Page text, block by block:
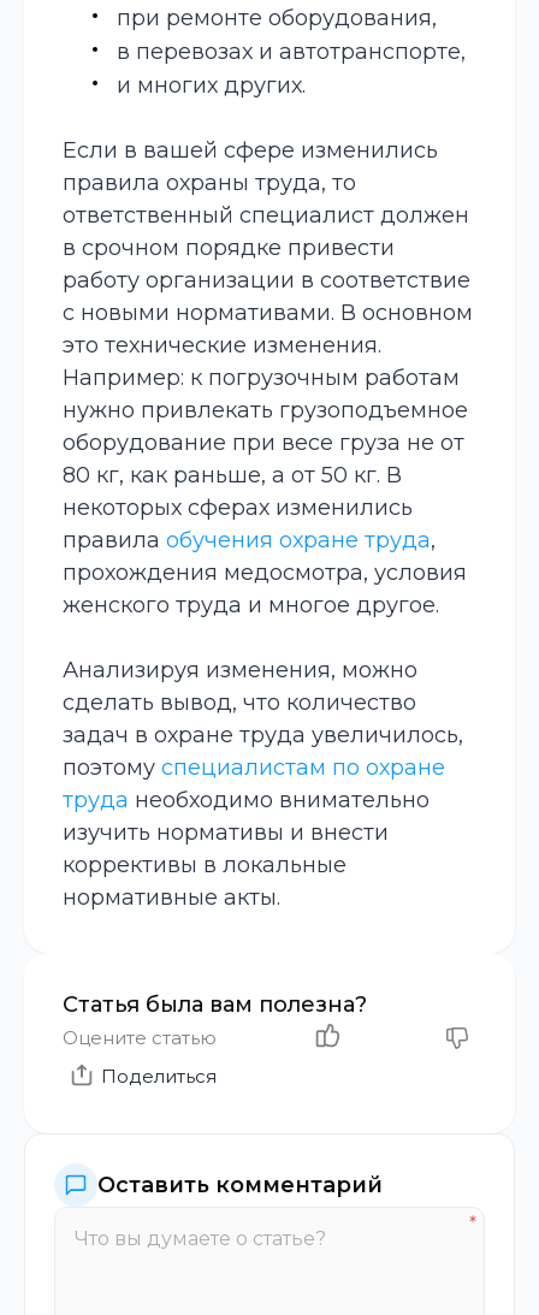
при ремонте оборудования,
в перевозах и автотранспорте,
и многих других.
Если в вашей сфере изменились
правила охраны труда, то
ответственный специалист должен
в срочном порядке привести
работу организации в соответствие
с новыми нормативами. В основном
это технические изменения.
Например: к погрузочным работам
нужно привлекать грузоподъемное
оборудование при весе груза не от
80 кг, как раньше, а от 50 кг. В
некоторых сферах изменились
правила обучения охране труда,
прохождения медосмотра, условия
женского труда и многое другое.
Анализируя изменения, можно
сделать вывод, что количество
задач в охране труда увеличилось,
поэтому специалистам по охране
труда необходимо внимательно
изучить нормативы и внести
коррективы в локальные
нормативные акты.
Статья была вам полезна?
Оцените статью
Поделиться
Оставить комментарий